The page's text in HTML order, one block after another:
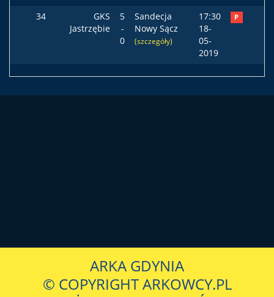
34
GKS
Jastrzębie
5
-
0
Sandecja
Nowy Sącz
(szczegóły)
17:30
18-
05-
2019
P
ARKA GDYNIA
© COPYRIGHT ARKOWCY.PL